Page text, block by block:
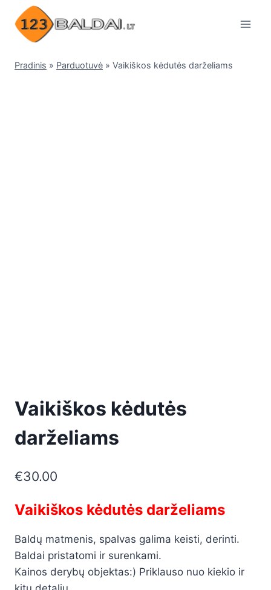
content
Pradinis » Parduotuvė » Vaikiškos kėdutės darželiams
Vaikiškos kėdutės
darželiams
€30.00
Vaikiškos kėdutės darželiams
Baldų matmenis, spalvas galima keisti, derinti.
Baldai pristatomi ir surenkami.
Kainos derybų objektas:) Priklauso nuo kiekio ir